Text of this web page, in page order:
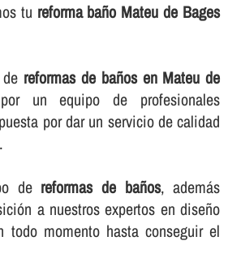
tu reforma baño Mateu de Bages
reformas de baños en Mateu de
un equipo de profesionales
por dar un servicio de calidad
de reformas de baños, además
a nuestros expertos en diseño
todo momento hasta conseguir el